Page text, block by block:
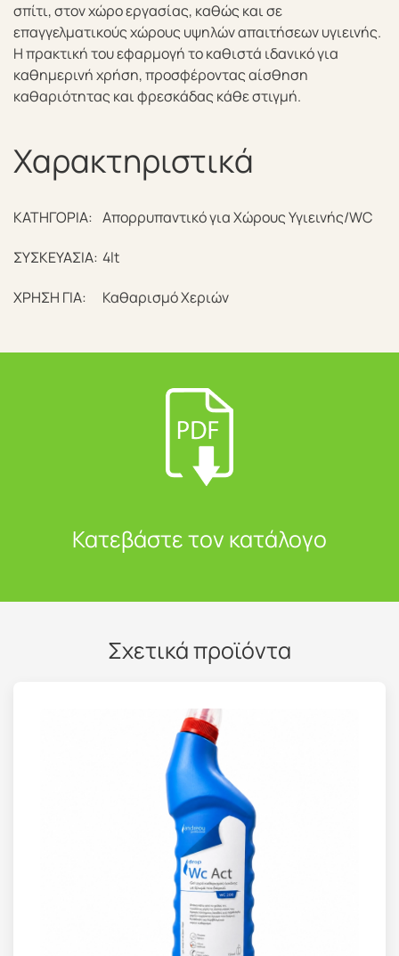
σπίτι, στον χώρο εργασίας, καθώς και σε
επαγγελματικούς χώρους υψηλών απαιτήσεων υγιεινής.
Η πρακτική του εφαρμογή το καθιστά ιδανικό για
καθημερινή χρήση, προσφέροντας αίσθηση
καθαριότητας και φρεσκάδας κάθε στιγμή.
Χαρακτηριστικά
ΚΑΤΗΓΟΡΙΑ: Απορρυπαντικό για Χώρους Υγιεινής/WC
ΣΥΣΚΕΥΑΣΙΑ: 4lt
ΧΡΗΣΗ ΓΙΑ: Καθαρισμό Χεριών
Κατεβάστε τον κατάλογο
Σχετικά προϊόντα